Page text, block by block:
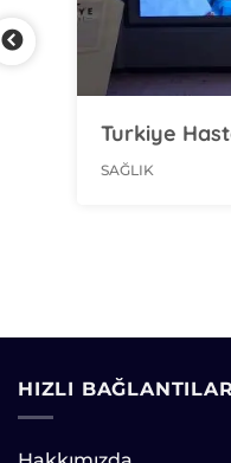
Turkiye
SAĞLIK
HIZLI BAĞLANTILAR